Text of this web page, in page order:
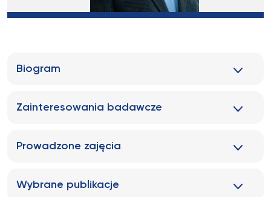
Biogram
Zainteresowania badawcze
Prowadzone zajęcia
Wybrane publikacje